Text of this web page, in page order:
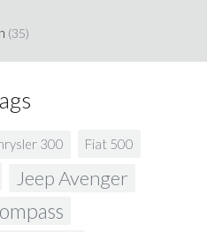
(35)
300 Fiat 500
Jeep Avenger